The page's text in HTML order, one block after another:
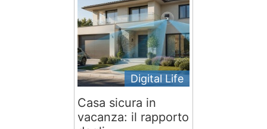
Digital Life
Casa sicura in
vacanza: il rapporto